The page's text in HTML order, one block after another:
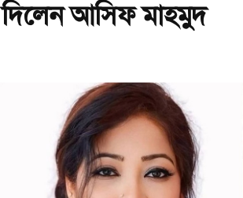
দিলেন আসিফ মাহমুদ